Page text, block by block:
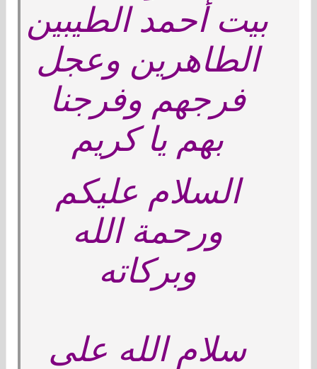
بيت أحمد الطيبين
الطاهرين وعجل
فرجهم وفرجنا
بهم يا كريم
السلام عليكم
ورحمة الله
وبركاته
سلام الله على